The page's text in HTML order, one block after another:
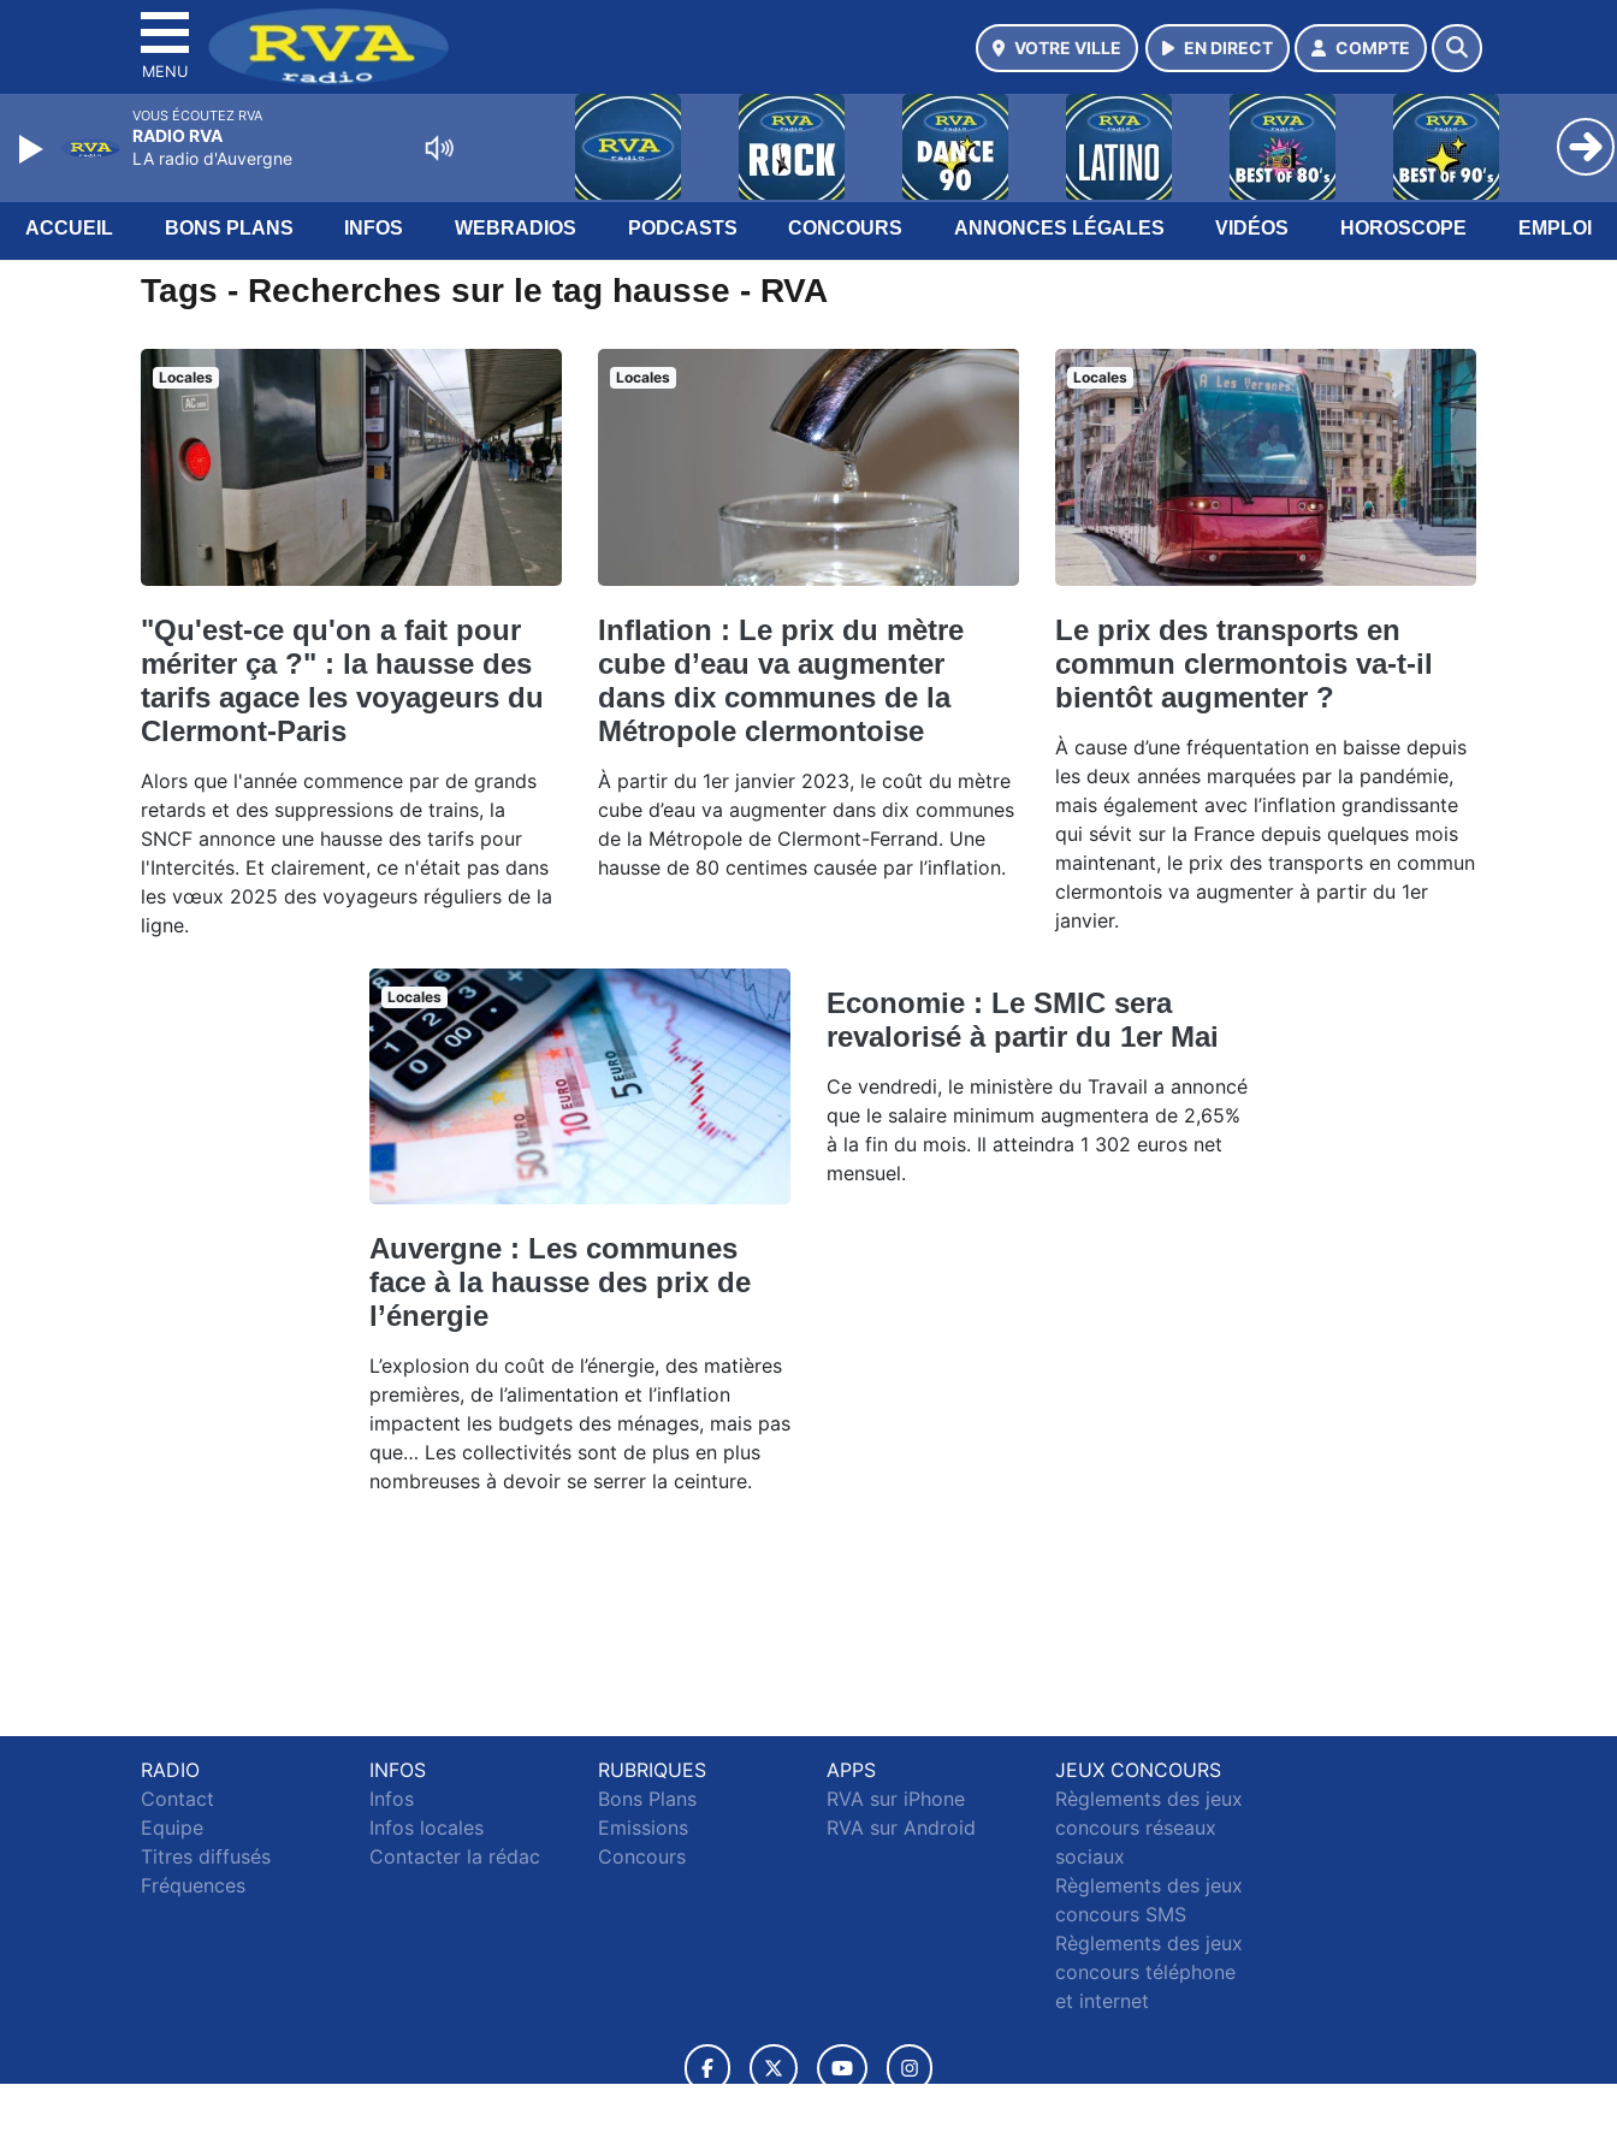
MENU
VOTRE VILLE EN DIRECT COMPTE
ACCUEIL BONS PLANS INFOS WEBRADIOS PODCASTS CONCOURS ANNONCES LÉGALES VIDÉOS HOROSCOPE EMPLOI
Tags - Recherches sur le tag hausse - RVA
Locales
"Qu'est-ce qu'on a fait pour
mériter ça ?" : la hausse des
tarifs agace les voyageurs du
Clermont-Paris
Alors que l'année commence par de grands
retards et des suppressions de trains, la
SNCF annonce une hausse des tarifs pour
l'Intercités. Et clairement, ce n'était pas dans
les vœux 2025 des voyageurs réguliers de la
ligne.
Locales
Inflation : Le prix du mètre
cube d’eau va augmenter
dans dix communes de la
Métropole clermontoise
À partir du 1er janvier 2023, le coût du mètre
cube d’eau va augmenter dans dix communes
de la Métropole de Clermont-Ferrand. Une
hausse de 80 centimes causée par l’inflation.
Locales
Le prix des transports en
commun clermontois va-t-il
bientôt augmenter ?
À cause d’une fréquentation en baisse depuis
les deux années marquées par la pandémie,
mais également avec l’inflation grandissante
qui sévit sur la France depuis quelques mois
maintenant, le prix des transports en commun
clermontois va augmenter à partir du 1er
janvier.
Locales
Auvergne : Les communes
face à la hausse des prix de
l’énergie
L’explosion du coût de l’énergie, des matières
premières, de l’alimentation et l’inflation
impactent les budgets des ménages, mais pas
que… Les collectivités sont de plus en plus
nombreuses à devoir se serrer la ceinture.
Economie : Le SMIC sera
revalorisé à partir du 1er Mai
Ce vendredi, le ministère du Travail a annoncé
que le salaire minimum augmentera de 2,65%
à la fin du mois. Il atteindra 1 302 euros net
mensuel.
RADIO
Contact
Equipe
Titres diffusés
Fréquences
INFOS
Infos
Infos locales
Contacter la rédac
RUBRIQUES
Bons Plans
Emissions
Concours
APPS
RVA sur iPhone
RVA sur Android
JEUX CONCOURS
Règlements des jeux
concours réseaux
sociaux
Règlements des jeux
concours SMS
Règlements des jeux
concours téléphone
et internet
VOUS ÉCOUTEZ RVA
RADIO RVA
LA radio d'Auvergne